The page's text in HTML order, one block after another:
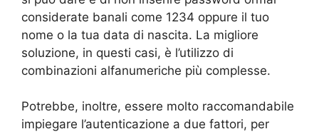
considerate banali come 1234 oppure il tuo
nome o la tua data di nascita. La migliore
soluzione, in questi casi, è l’utilizzo di
combinazioni alfanumeriche più complesse.
Potrebbe, inoltre, essere molto raccomandabile
impiegare l’autenticazione a due fattori, per